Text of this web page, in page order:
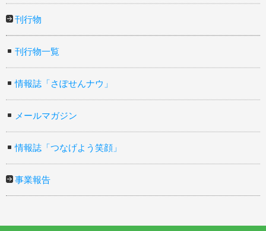
刊行物
刊行物一覧
情報誌「さぽせんナウ」
メールマガジン
情報誌「つなげよう笑顔」
事業報告